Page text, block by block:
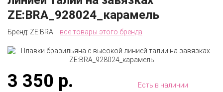
ZE:BRA_928024_карамель
Бренд: ZE:BRA все товары этого бренда
3 350 р. Есть в наличии